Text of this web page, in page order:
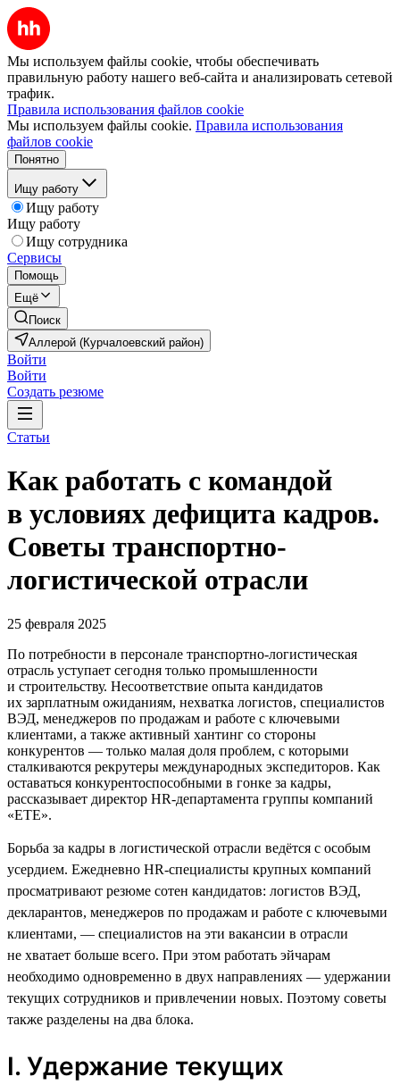
Мы используем файлы cookie, чтобы обеспечивать
правильную работу нашего веб-сайта и анализировать сетевой
трафик.
Правила использования файлов cookie
Мы используем файлы cookie. Правила использования
файлов cookie
Понятно
Ищу работу
Ищу работу
Ищу работу
Ищу сотрудника
Сервисы
Помощь
Ещё
Поиск
Аллерой (Курчалоевский район)
Войти
Войти
Создать резюме
Статьи
Как работать с командой
в условиях дефицита кадров.
Советы транспортно-
логистической отрасли
25 февраля 2025
По потребности в персонале транспортно-логистическая
отрасль уступает сегодня только промышленности
и строительству. Несоответствие опыта кандидатов
их зарплатным ожиданиям, нехватка логистов, специалистов
ВЭД, менеджеров по продажам и работе с ключевыми
клиентами, а также активный хантинг со стороны
конкурентов — только малая доля проблем, с которыми
сталкиваются рекрутеры международных экспедиторов. Как
оставаться конкурентоспособными в гонке за кадры,
рассказывает директор HR-департамента группы компаний
«ЕТЕ».
Борьба за кадры в логистической отрасли ведётся с особым
усердием. Ежедневно HR-специалисты крупных компаний
просматривают резюме сотен кандидатов: логистов ВЭД,
декларантов, менеджеров по продажам и работе с ключевыми
клиентами, — специалистов на эти вакансии в отрасли
не хватает больше всего. При этом работать эйчарам
необходимо одновременно в двух направлениях — удержании
текущих сотрудников и привлечении новых. Поэтому советы
также разделены на два блока.
I. Удержание текущих